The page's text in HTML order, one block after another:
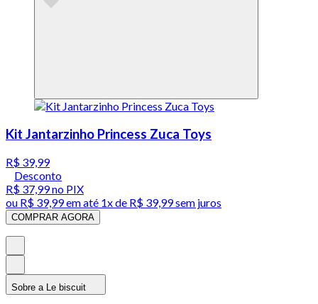
Kit Jantarzinho Princess Zuca Toys
R$ 39,99
Desconto
R$ 37,99no PIX
ou R$ 39,99em até 1x de R$ 39,99sem juros
COMPRAR AGORA
Sobre a Le biscuit